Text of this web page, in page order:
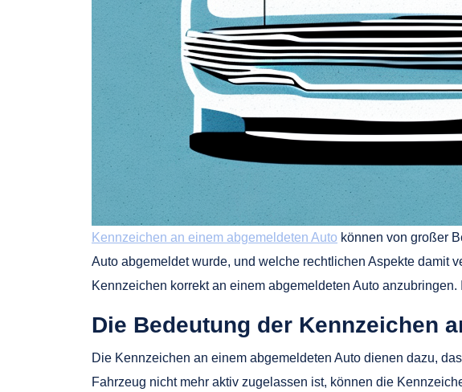
Kennzeichen an einem abgemeldeten Auto können von großer
Auto abgemeldet wurde, und welche rechtlichen Aspekte damit
Kennzeichen korrekt an einem abgemeldeten Auto
Die Bedeutung der Kennzeichen
Die Kennzeichen an einem abgemeldeten Auto dienen dazu, das
Fahrzeug nicht mehr aktiv zugelassen ist, können die